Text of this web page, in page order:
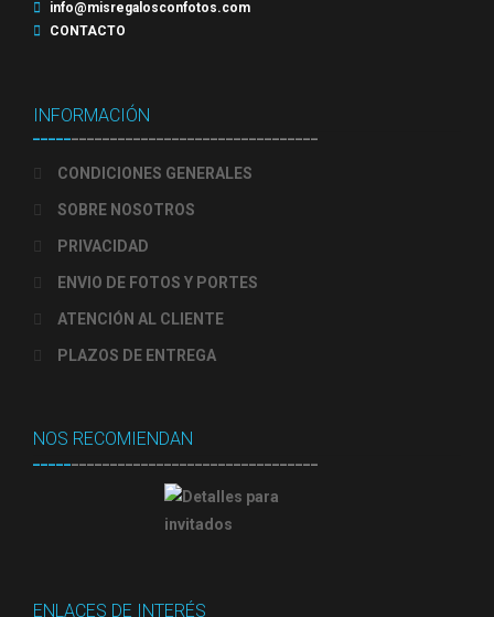
info@misregalosconfotos.com
CONTACTO
INFORMACIÓN
CONDICIONES GENERALES
SOBRE NOSOTROS
PRIVACIDAD
ENVIO DE FOTOS Y PORTES
ATENCIÓN AL CLIENTE
PLAZOS DE ENTREGA
NOS RECOMIENDAN
ENLACES DE INTERÉS